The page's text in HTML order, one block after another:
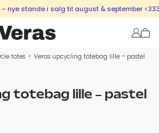
nye stande i salg til august & september <333
totes > Veras upcycling totebag lille – pastel
totebag lille – pastel